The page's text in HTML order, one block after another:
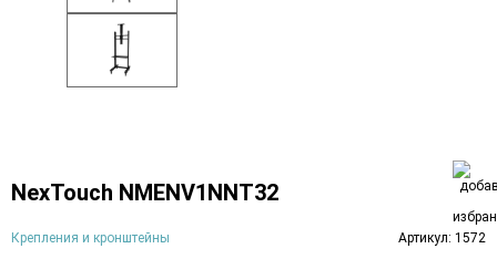
NexTouch NMENV1NNT32
Крепления и кронштейны Артикул: 1572